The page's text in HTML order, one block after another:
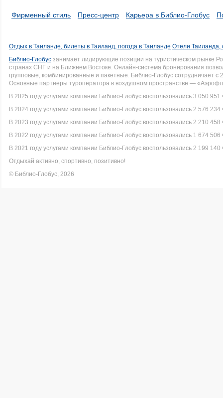
Фирменный стиль Пресс-центр Карьера в Библио-Глобус
Отдых в Таиланде, билеты в Таиланд, погода в Таиланде Отели Таиланда,
Библио-Глобус занимает лидирующие позиции на туристическом рынке
странах СНГ и на Ближнем Востоке. Онлайн-система бронирования
групповые, комбинированные и пакетные. Библио-Глобус сотрудничает
Основные партнеры туроператора в воздушном пространстве —
В 2025 году услугами компании Библио-Глобус воспользовались 3 050 951
В 2024 году услугами компании Библио-Глобус воспользовались 2 576 234
В 2023 году услугами компании Библио-Глобус воспользовались 2 210 458
В 2022 году услугами компании Библио-Глобус воспользовались 1 674 506
В 2021 году услугами компании Библио-Глобус воспользовались 2 199 140
Отдыхай активно, спортивно, позитивно!
© Библио-Глобус, 2026